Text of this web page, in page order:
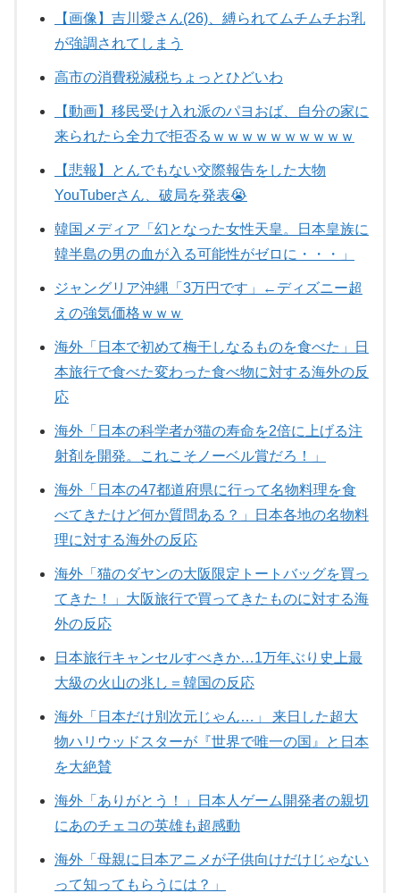
【画像】吉川愛さん(26)、縛られてムチムチお乳
が強調されてしまう
高市の消費税減税ちょっとひどいわ
【動画】移民受け入れ派のパヨおば、自分の家に
来られたら全力で拒否るｗｗｗｗｗｗｗｗｗｗ
【悲報】とんでもない交際報告をした大物
YouTuberさん、破局を発表😭
韓国メディア「幻となった女性天皇。日本皇族に
韓半島の男の血が入る可能性がゼロに・・・」
ジャングリア沖縄「3万円です」←ディズニー超
えの強気価格ｗｗｗ
海外「日本で初めて梅干しなるものを食べた」日
本旅行で食べた変わった食べ物に対する海外の反
応
海外「日本の科学者が猫の寿命を2倍に上げる注
射剤を開発。これこそノーベル賞だろ！」
海外「日本の47都道府県に行って名物料理を食
べてきたけど何か質問ある？」日本各地の名物料
理に対する海外の反応
海外「猫のダヤンの大阪限定トートバッグを買っ
てきた！」大阪旅行で買ってきたものに対する海
外の反応
日本旅行キャンセルすべきか…1万年ぶり史上最
大級の火山の兆し＝韓国の反応
海外「日本だけ別次元じゃん…」 来日した超大
物ハリウッドスターが『世界で唯一の国』と日本
を大絶賛
海外「ありがとう！」日本人ゲーム開発者の親切
にあのチェコの英雄も超感動
海外「母親に日本アニメが子供向けだけじゃない
って知ってもらうには？」